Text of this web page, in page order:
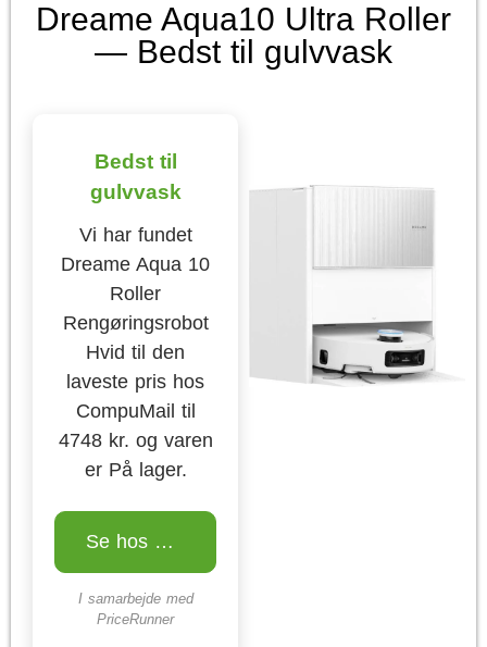
Dreame Aqua10 Ultra Roller
— Bedst til gulvvask
Bedst til
gulvvask
Vi har fundet
Dreame Aqua 10
Roller
Rengøringsrobot
Hvid til den
laveste pris hos
CompuMail til
4748 kr. og varen
er På lager.
Se hos CompuMail
I samarbejde med
PriceRunner